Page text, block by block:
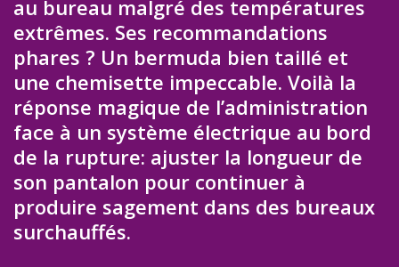
au bureau malgré des températures
extrêmes. Ses recommandations
phares ? Un bermuda bien taillé et
une chemisette impeccable. Voilà la
réponse magique de l’administration
face à un système électrique au bord
de la rupture: ajuster la longueur de
son pantalon pour continuer à
produire sagement dans des bureaux
surchauffés.